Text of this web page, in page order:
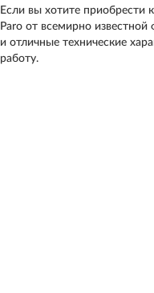
Если вы хотите приобрести
Paro от всемирно
и отличные технические
работу.